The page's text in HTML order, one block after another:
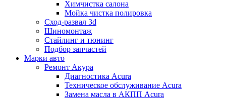
Химчистка салона
Мойка чистка полировка
Сход-развал 3d
Шиномонтаж
Стайлинг и тюнинг
Подбор запчастей
Марки авто
Ремонт Акура
Диагностика Acura
Техническое обслуживание Acura
Замена масла в АКПП Acura